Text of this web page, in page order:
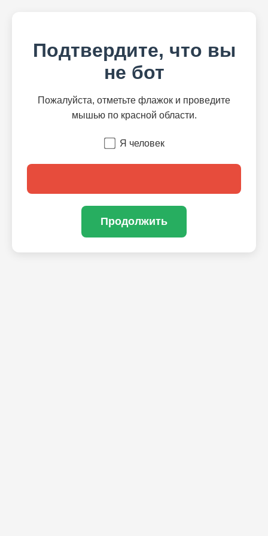
Подтвердите, что вы
не бот
Пожалуйста, отметьте флажок и проведите
мышью по красной области.
Я человек
Продолжить